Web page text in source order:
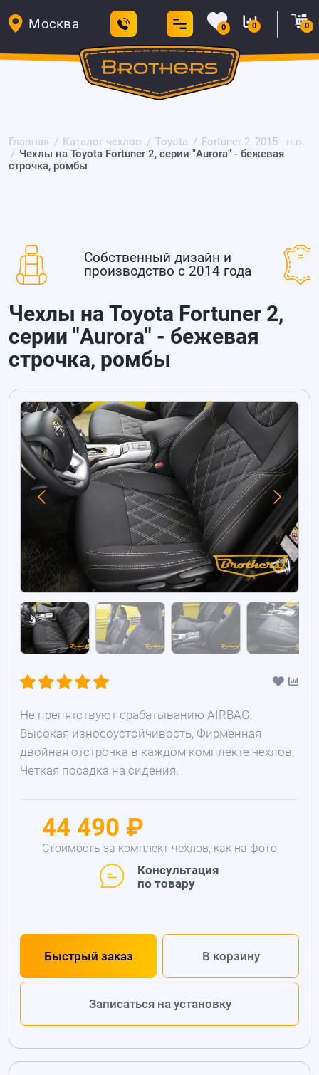
Москва 0 0 0
Главная Каталог чехлов Toyota
Fortuner 2, 2015 - н.в.
Чехлы на Toyota Fortuner 2, серии "Aurora" - бежевая
строчка, ромбы
Собственный дизайн и
производство с 2014 года
Чехлы на Toyota Fortuner 2,
серии "Aurora" - бежевая
строчка, ромбы
Не препятствуют срабатыванию AIRBAG,
Высокая износоустойчивость, Фирменная
двойная отстрочка в каждом комплекте чехлов,
Четкая посадка на сидения.
44 490 ₽
Стоимость за комплект чехлов, как на фото
Консультация
по товару
Быстрый заказ В корзину
Записаться на установку